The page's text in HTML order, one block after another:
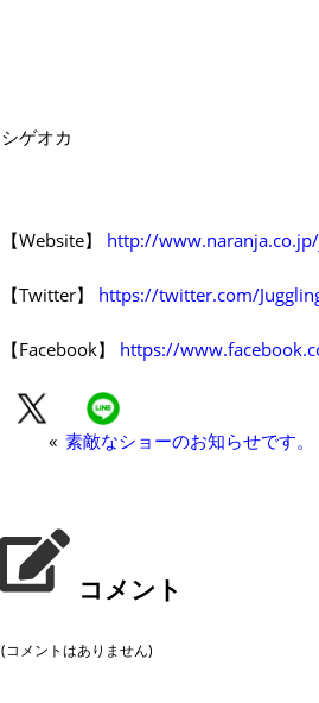
シゲオカ
【Website】 http://
【Twitter】 https://twitter.com/
【Facebook】 https://
« 素敵なショーのお知らせです。
コメント
(コメントはありません)